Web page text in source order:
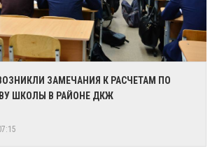
ЗАМЕЧАНИЯ К РАСЧЕТАМ ПО
ШКОЛЫ В РАЙОНЕ ДКЖ